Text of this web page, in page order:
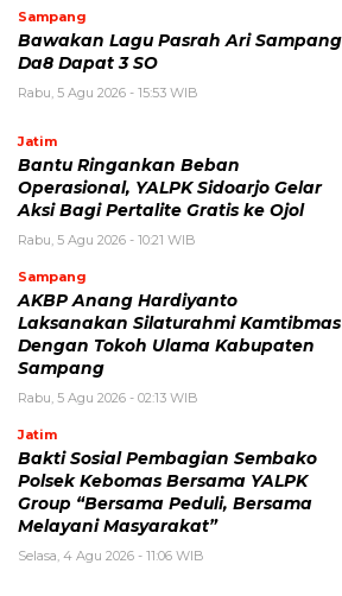
Sampang
Bawakan Lagu Pasrah Ari Sampang
Da8 Dapat 3 SO
Rabu, 5 Agu 2026 - 15:53 WIB
Jatim
Bantu Ringankan Beban
Operasional, YALPK Sidoarjo Gelar
Aksi Bagi Pertalite Gratis ke Ojol
Rabu, 5 Agu 2026 - 10:21 WIB
Sampang
AKBP Anang Hardiyanto
Laksanakan Silaturahmi Kamtibmas
Dengan Tokoh Ulama Kabupaten
Sampang
Rabu, 5 Agu 2026 - 02:13 WIB
Jatim
Bakti Sosial Pembagian Sembako
Polsek Kebomas Bersama YALPK
Group “Bersama Peduli, Bersama
Melayani Masyarakat”
Selasa, 4 Agu 2026 - 11:06 WIB